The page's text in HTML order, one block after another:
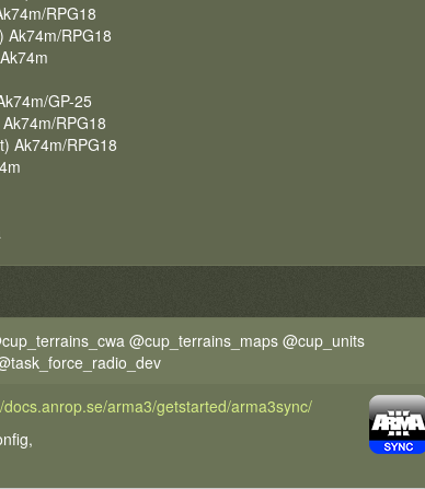
RPG18
Ak74m/RPG18
GP-25
RPG18
Ak74m/RPG18
@cup_terrains_maps @cup_units
docs.anrop.se/arma3/getstarted/arma3sync/